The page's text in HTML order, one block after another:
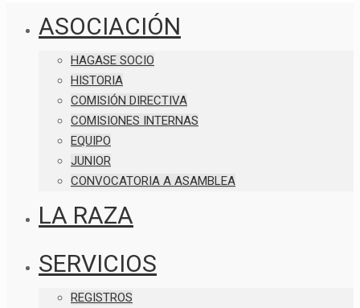
ASOCIACIÓN
HAGASE SOCIO
HISTORIA
COMISIÓN DIRECTIVA
COMISIONES INTERNAS
EQUIPO
JUNIOR
CONVOCATORIA A ASAMBLEA
LA RAZA
SERVICIOS
REGISTROS